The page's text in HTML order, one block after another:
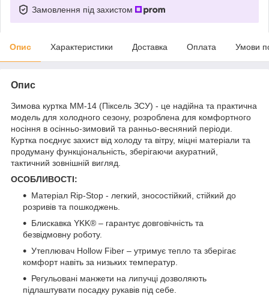
Замовлення під захистом
Опис Характеристики Доставка Оплата Умови
Опис
Зимова куртка ММ-14 (Піксель ЗСУ) - це надійна та практична
модель для холодного сезону, розроблена для комфортного
носіння в осінньо-зимовий та ранньо-весняний періоди.
Куртка поєднує захист від холоду та вітру, міцні матеріали та
продуману функціональність, зберігаючи акуратний,
тактичний зовнішній вигляд.
ОСОБЛИВОСТІ:
Матеріал Rip-Stop - легкий, зносостійкий, стійкий до
розривів та пошкоджень.
Блискавка YKK® – гарантує довговічність та
безвідмовну роботу.
Утеплювач Hollow Fiber – утримує тепло та зберігає
комфорт навіть за низьких температур.
Регульовані манжети на липучці дозволяють
підлаштувати посадку рукавів під себе.